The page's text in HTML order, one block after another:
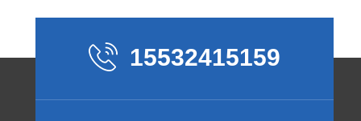
15532415159